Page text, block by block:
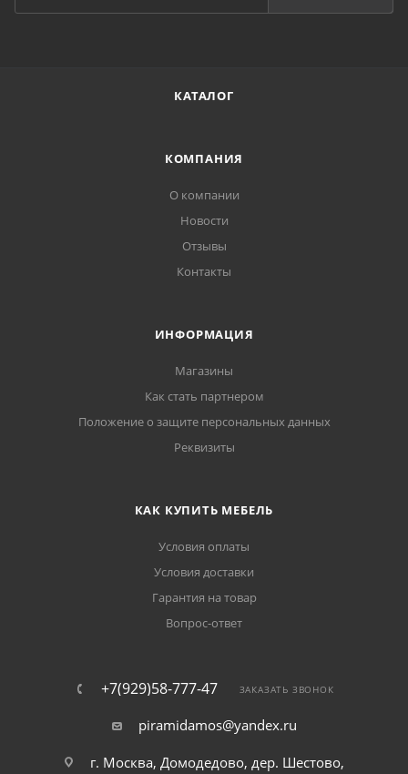
КАТАЛОГ
КОМПАНИЯ
О компании
Новости
Отзывы
Контакты
ИНФОРМАЦИЯ
Магазины
Как стать партнером
Положение о защите персональных данных
Реквизиты
КАК КУПИТЬ МЕБЕЛЬ
Условия оплаты
Условия доставки
Гарантия на товар
Вопрос-ответ
+7(929)58-777-47 ЗАКАЗАТЬ ЗВОНОК
piramidamos@yandex.ru
г. Москва, Домодедово, дер. Шестово,